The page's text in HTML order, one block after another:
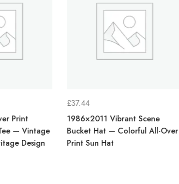
Print
— Vintage
Design
£37.44
1986×2011 Vibrant Scene
Bucket Hat — Colorful All-Over
Print Sun Hat